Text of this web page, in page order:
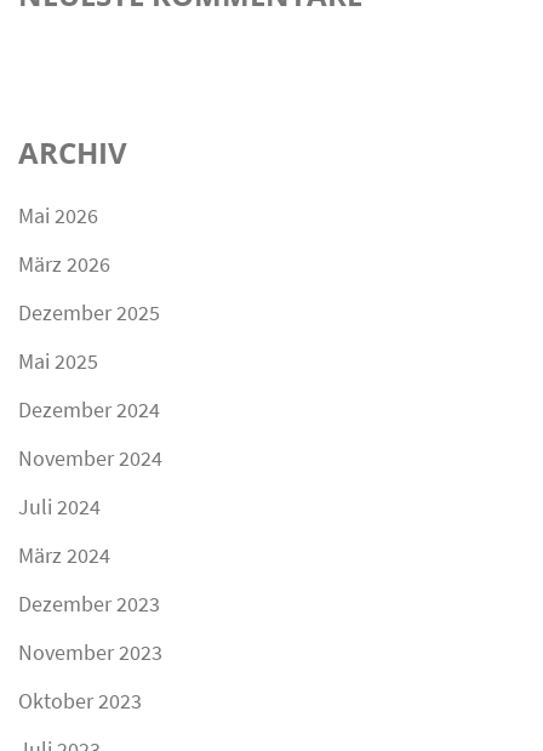
ARCHIV
Mai 2026
März 2026
Dezember 2025
Mai 2025
Dezember 2024
November 2024
Juli 2024
März 2024
Dezember 2023
November 2023
Oktober 2023